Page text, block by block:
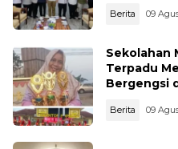
Berita 09
Sekolahan
Terpadu
Bergengsi
Berita 09